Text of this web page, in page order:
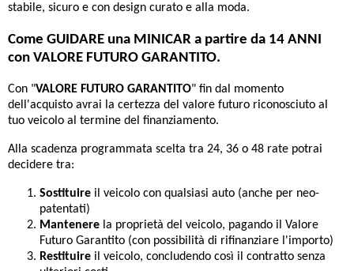
stabile, sicuro e con design curato e alla moda.
Come GUIDARE una MINICAR a partire da 14 ANNI
con VALORE FUTURO GARANTITO.
Con "VALORE FUTURO GARANTITO" fin dal momento
dell'acquisto avrai la certezza del valore futuro riconosciuto al
tuo veicolo al termine del finanziamento.
Alla scadenza programmata scelta tra 24, 36 o 48 rate potrai
decidere tra:
Sostituire il veicolo con qualsiasi auto (anche per neo-
patentati)
Mantenere la proprietà del veicolo, pagando il Valore
Futuro Garantito (con possibilità di rifinanziare l'importo)
Restituire il veicolo, concludendo così il contratto senza